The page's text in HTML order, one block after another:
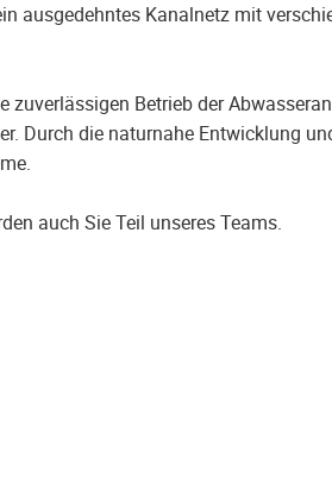
ausgedehntes Kanalnetz mit
Betrieb der
Durch die naturnahe Entwicklung
auch Sie Teil unseres Teams.